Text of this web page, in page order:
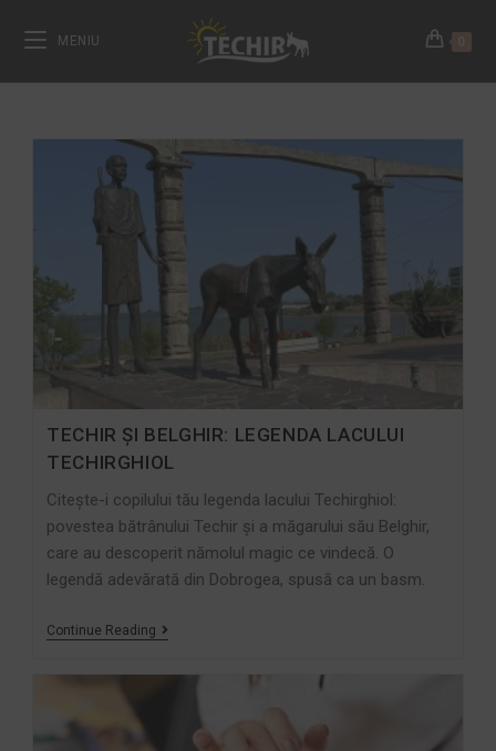
MENIU
TECHIR ȘI BELGHIR: LEGENDA LACULUI
TECHIRGHIOL
Citește-i copilului tău legenda lacului Techirghiol:
povestea bătrânului Techir și a măgarului său Belghir,
care au descoperit nămolul magic ce vindecă. O
legendă adevărată din Dobrogea, spusă ca un basm.
Continue Reading